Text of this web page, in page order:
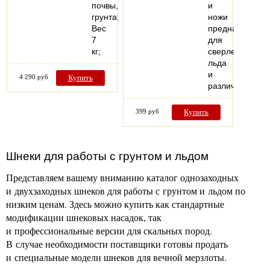
почвы,
грунта;
Вес
7
кг;
4 290 руб Купить
и
ножи
для
сверления
льда
и
различных…
399 руб Купить
Шнеки для работы с грунтом и льдом
Представляем вашему вниманию каталог однозаходных
и двухзаходных шнеков для работы с грунтом и льдом по
низким ценам. Здесь можно купить как стандартные
модификации шнековых насадок, так
и профессиональные версии для скальных пород.
В случае необходимости поставщики готовы продать
и специальные модели шнеков для вечной мерзлоты.